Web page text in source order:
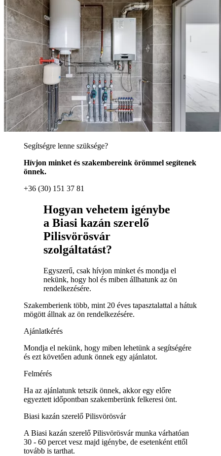
Segítségre lenne szüksége?
Hívjon minket és szakembereink örömmel segítenek
önnek.
+36 (30) 151 37 81
Hogyan vehetem igénybe
a Biasi kazán szerelő
Pilisvörösvár
szolgáltatást?
Egyszerű, csak hívjon minket és mondja el
nekünk, hogy hol és miben állhatunk az ön
rendelkezésére.
Szakemberienk több, mint 20 éves tapasztalattal a hátuk
mögött állnak az ön rendelkezésére.
Ajánlatkérés
Mondja el nekünk, hogy miben lehetünk a segítségére
és ezt követően adunk önnek egy ajánlatot.
Felmérés
Ha az ajánlatunk tetszik önnek, akkor egy előre
egyeztett időpontban szakemberünk felkeresi önt.
Biasi kazán szerelő Pilisvörösvár
A Biasi kazán szerelő Pilisvörösvár munka várhatóan
30 - 60 percet vesz majd igénybe, de esetenként ettől
tovább is tarthat.